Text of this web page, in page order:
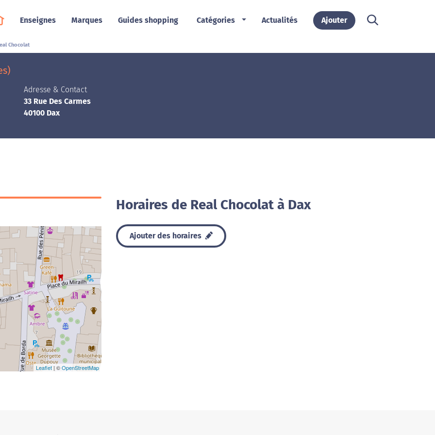
Enseignes Marques Guides shopping Catégories Actualités Ajouter
Chocolat
Adresse & Contact
33 Rue Des Carmes
40100 Dax
Leaflet | ©OpenStreetMap
Horaires de Real Chocolat à Dax
Ajouter des horaires